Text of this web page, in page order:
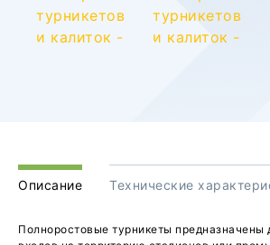
Описание Технические
Полноростовые турникеты предназначены